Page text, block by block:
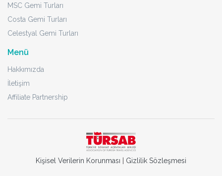
MSC Gemi Turları
Costa Gemi Turları
Celestyal Gemi Turları
Menü
Hakkımızda
İletişim
Affiliate Partnership
Kişisel Verilerin Korunması Gizlilik Sözleşmesi